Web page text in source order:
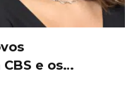
e os…